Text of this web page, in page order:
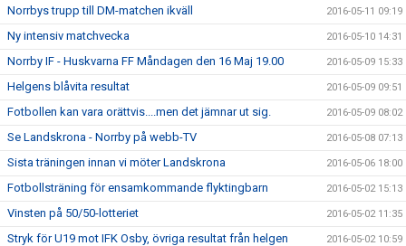
Norrbys trupp till DM-matchen ikväll 2016-05-11 09:19
Ny intensiv matchvecka 2016-05-10 14:31
Norrby IF - Huskvarna FF Måndagen den 16 Maj 19.00 2016-05-09 15:33
Helgens blåvita resultat 2016-05-09 09:51
Fotbollen kan vara orättvis....men det jämnar ut sig. 2016-05-09 08:02
Se Landskrona - Norrby på webb-TV 2016-05-08 07:13
Sista träningen innan vi möter Landskrona 2016-05-06 18:00
Fotbollsträning för ensamkommande flyktingbarn 2016-05-02 15:13
Vinsten på 50/50-lotteriet 2016-05-02 11:35
Stryk för U19 mot IFK Osby, övriga resultat från helgen 2016-05-02 10:59